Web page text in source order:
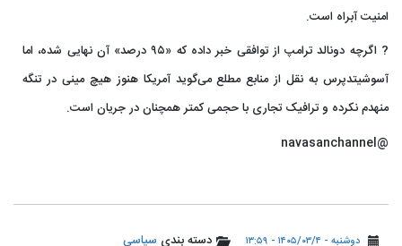
امنیت آبراه است.
? اگرچه دونالد ترامپ از توافقی خبر داده که «۹۵ درصد» آن نهایی شده، اما
آسوشیتدپرس به نقل از منابع مطلع می‌گوید آمریکا هنوز هیچ مینی در تنگه
منهدم نکرده و ترافیک تجاری با حجمی کمتر همچنان در جریان است.
@navasanchannel
دوشنبه - ۱۴۰۵/۰۳/۴ - ۱۳:۵۹ دسته بندی سیاسی